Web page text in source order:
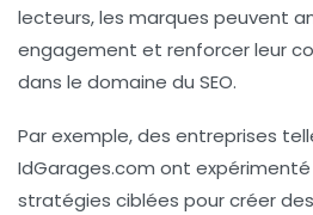
lecteurs, les marques peuvent
engagement et renforcer leur
dans le domaine du SEO.
Par exemple, des entreprises
IdGarages.com ont
stratégies ciblées pour créer